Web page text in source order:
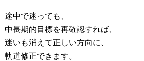
途中で迷っても、
中長期的目標を再確認すれば、
迷いも消えて正しい方向に、
軌道修正できます。